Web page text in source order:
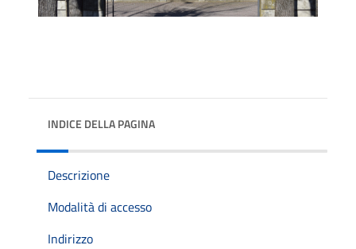
INDICE DELLA PAGINA
Descrizione
Modalità di accesso
Indirizzo